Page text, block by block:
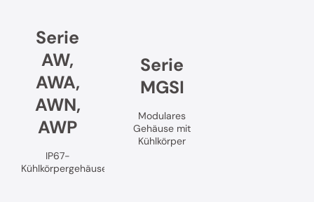
Serie
AW,
AWA,
AWN,
AWP
IP67-
Kühlkörpergehäuse
Serie
MGSI
Modulares
Gehäuse mit
Kühlkörper